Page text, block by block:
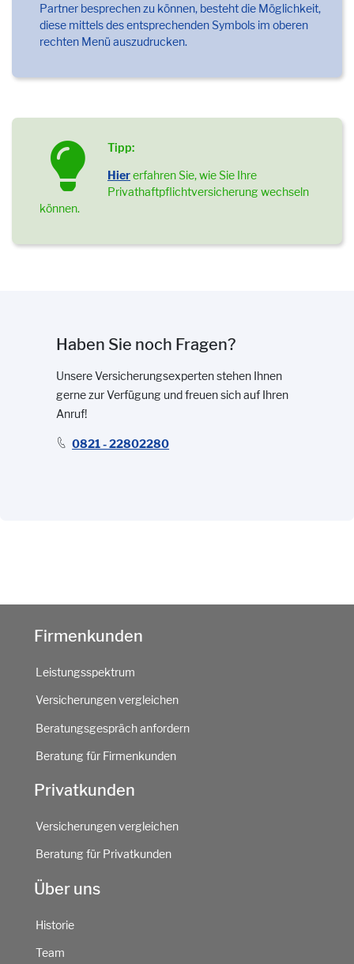
Partner besprechen zu können, besteht die Möglichkeit,
diese mittels des entsprechenden Symbols im oberen
rechten Menü auszudrucken.
Tipp:
Hiererfahren Sie, wie Sie Ihre
Privathaftpflichtversicherung wechseln
können.
Haben Sie noch Fragen?
Unsere Versicherungsexperten stehen Ihnen
gerne zur Verfügung und freuen sich auf Ihren
Anruf!
0821 - 22802280
Firmenkunden
Leistungsspektrum
Versicherungen vergleichen
Beratungsgespräch anfordern
Beratung für Firmenkunden
Privatkunden
Versicherungen vergleichen
Beratung für Privatkunden
Über uns
Historie
Team